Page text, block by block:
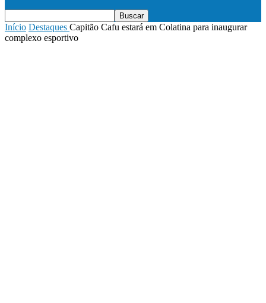
Início Destaques Capitão Cafu estará em Colatina para inaugurar
complexo esportivo